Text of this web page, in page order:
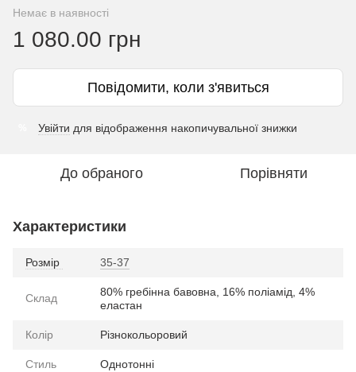
Немає в наявності
1 080.00 грн
Повідомити, коли з'явиться
Увійти для відображення накопичувальної знижки
До обраного Порівняти
Характеристики
Розмір 35-37
Склад
80% гребінна бавовна, 16% поліамід, 4%
еластан
Колір Різнокольоровий
Стиль Однотонні